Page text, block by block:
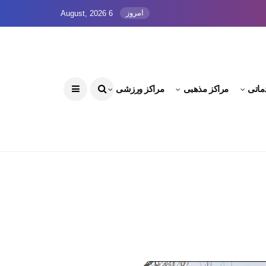
امروز 6 August, 2026
مراکز مذهبی مراکز ورزشی